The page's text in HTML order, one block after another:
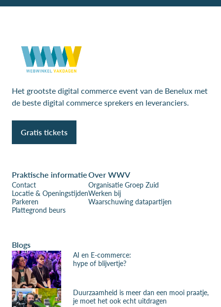
Het grootste digital commerce event van de Benelux met
de beste digital commerce sprekers en leveranciers.
Gratis tickets
Praktische informatie
Contact
Locatie & Openingstijden
Parkeren
Plattegrond beurs
Over WWV
Organisatie Groep Zuid
Werken bij
Waarschuwing datapartijen
Blogs
AI en E-commerce:
hype of blijvertje?
Duurzaamheid is meer dan een mooi praatje,
je moet het ook echt uitdragen